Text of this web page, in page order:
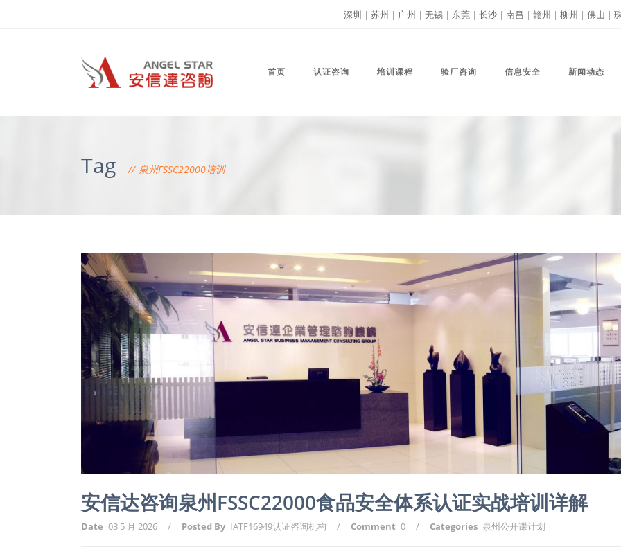
深圳 | 苏州 | 广州 | 无锡 | 东莞 | 长沙 | 南昌 | 赣州 | 柳州 | 佛山 |
首页 认证咨询 培训课程 验厂咨询 信息安全 新闻动态
Tag 泉州FSSC22000培训
安信达咨询泉州FSSC22000食品安全体系认证实战培训详解
Date 03 5 月 2026 / Posted By IATF16949认证咨询机构 / Comment 0 / Categories 泉州公开课计划